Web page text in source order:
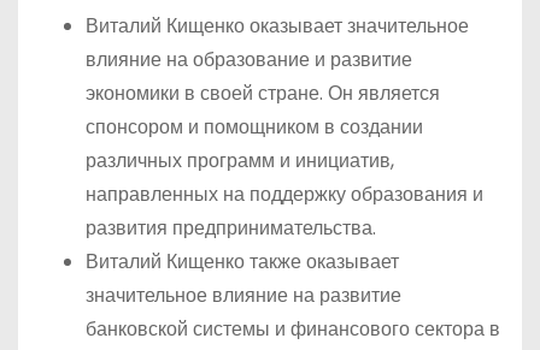
Виталий Кищенко оказывает значительное
влияние на образование и развитие
экономики в своей стране. Он является
спонсором и помощником в создании
различных программ и инициатив,
направленных на поддержку образования и
развития предпринимательства.
Виталий Кищенко также оказывает
значительное влияние на развитие
банковской системы и финансового сектора в